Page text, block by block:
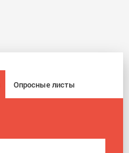
Опросные листы